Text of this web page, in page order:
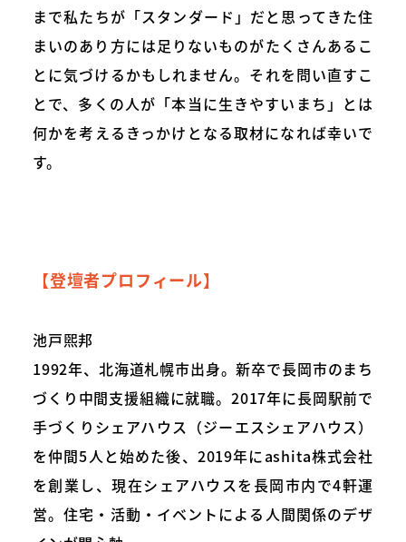
まで私たちが「スタンダード」だと思ってきた住
まいのあり方には足りないものがたくさんあるこ
とに気づけるかもしれません。それを問い直すこ
とで、多くの人が「本当に生きやすいまち」とは
何かを考えるきっかけとなる取材になれば幸いで
す。
【登壇者プロフィール】
池戸煕邦
1992年、北海道札幌市出身。新卒で長岡市のまち
づくり中間支援組織に就職。2017年に長岡駅前で
手づくりシェアハウス（ジーエスシェアハウス）
を仲間5人と始めた後、2019年にashita株式会社
を創業し、現在シェアハウスを長岡市内で4軒運
営。住宅・活動・イベントによる人間関係のデザ